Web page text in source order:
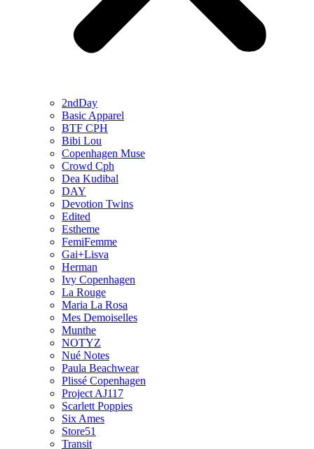
2ndDay
Basic Apparel
BTF CPH
Bibi Lou
Copenhagen Muse
Crowd Cph
Dea Kudibal
DAY
Devotion Twins
Edited
Estheme
FemiFemme
Gai+Lisva
Herman
Ivy Copenhagen
La Rouge
Maria La Rosa
Mes Demoiselles
Munthe
NOTYZ
Nué Notes
Paula Beachwear
Plissé Copenhagen
Project AJ117
Scarlett Poppies
Six Ames
Store51
Transit